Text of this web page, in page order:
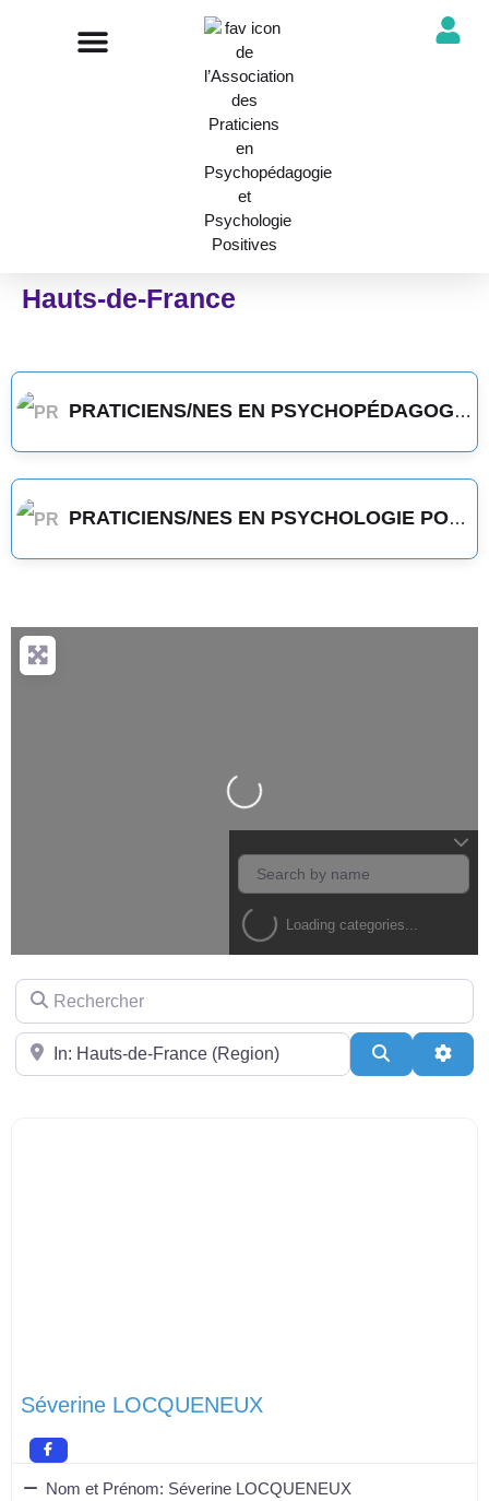
Hauts-de-France
PRATICIENS/NES EN PSYCHOPÉDAGOGIE POSITIVE
PRATICIENS/NES EN PSYCHOLOGIE POSITIVE
Loading...
Loading categories...
Rechercher
Près de
Search
Séverine LOCQUENEUX
Nom et Prénom: Séverine LOCQUENEUX